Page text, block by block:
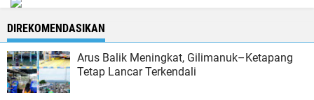
DIREKOMENDASIKAN
Arus Balik Meningkat, Gilimanuk–Ketapang
Tetap Lancar Terkendali